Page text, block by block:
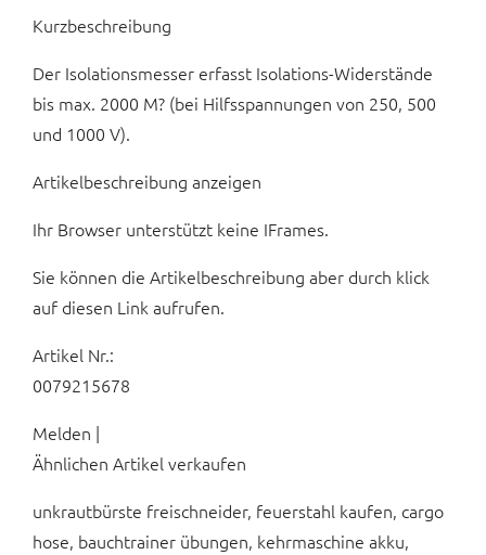
Kurzbeschreibung
Der Isolationsmesser erfasst Isolations-Widerstände
bis max. 2000 M? (bei Hilfsspannungen von 250, 500
und 1000 V).
Artikelbeschreibung anzeigen
Ihr Browser unterstützt keine IFrames.
Sie können die Artikelbeschreibung aber durch klick
auf diesen Link aufrufen.
Artikel Nr.:
0079215678
Melden |
Ähnlichen Artikel verkaufen
unkrautbürste freischneider, feuerstahl kaufen, cargo
hose, bauchtrainer übungen, kehrmaschine akku,